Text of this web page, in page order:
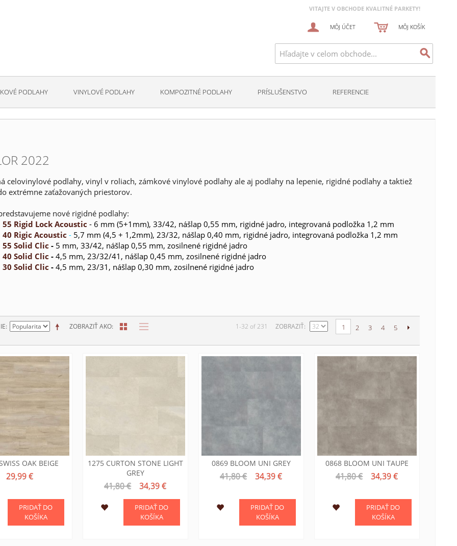
VITAJTE V OBCHODE KVALITNÉ PARKETY!
MÔJ ÚČET MÔJ KOŠÍK
PODLAHY VINYLOVÉ PODLAHY KOMPOZITNÉ PODLAHY PRÍSLUŠENSTVO REFERENCIE
2022
celovinylové podlahy, vinyl v roliach, zámkové vinylové podlahy ale aj podlahy na lepenie, rigidné podlahy a taktiež
extrémne zaťažovaných priestorov.
nové rigidné podlahy:
Rigid Lock Acoustic - 6 mm (5+1mm), 33/42, nášlap 0,55 mm, rigidné jadro, integrovaná podložka 1,2 mm
Rigic Acoustic - 5,7 mm (4,5 + 1,2mm), 23/32, nášlap 0,40 mm, rigidné jadro, integrovaná podložka 1,2 mm
Solid Clic - 5 mm, 33/42, nášlap 0,55 mm, zosilnené rigidné jadro
Solid Clic - 4,5 mm, 23/32/41, nášlap 0,45 mm, zosilnené rigidné jadro
Solid Clic - 4,5 mm, 23/31, nášlap 0,30 mm, zosilnené rigidné jadro
ZOBRAZIŤ AKO 1-32 of 231 ZOBRAZIŤ 1 2 3 4 5
OAK BEIGE
29,99 €
PRIDAŤ DO
KOŠÍKA
1275 CURTON STONE LIGHT
GREY
41,80 € 34,39 €
PRIDAŤ DO
KOŠÍKA
0869 BLOOM UNI GREY
41,80 € 34,39 €
PRIDAŤ DO
KOŠÍKA
0868 BLOOM UNI TAUPE
41,80 € 34,39 €
PRIDAŤ DO
KOŠÍKA